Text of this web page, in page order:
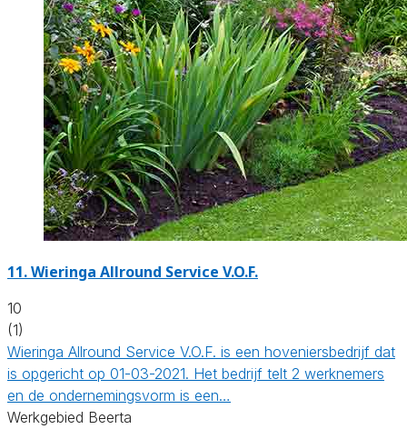
11.Wieringa Allround Service V.O.F.
10
(1)
Wieringa Allround Service V.O.F. is een hoveniersbedrijf dat
is opgericht op 01-03-2021. Het bedrijf telt 2 werknemers
en de ondernemingsvorm is een…
Werkgebied Beerta